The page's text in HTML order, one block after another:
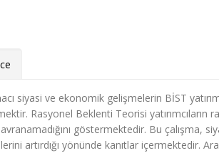
siyasi ve ekonomik gelişmelerin BİST
Rasyonel Beklenti Teorisi
göstermektedir. Bu çalışma,
artırdığı yönünde kanıtlar içermektedir.